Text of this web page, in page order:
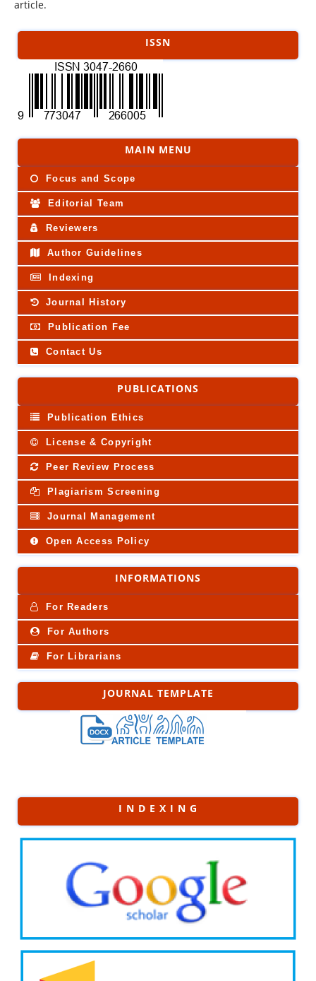
article.
ISSN
MAIN MENU
Focus and Scope
Editorial Team
Reviewers
Author Guidelines
Indexing
Journal History
Publication Fee
Contact Us
PUBLICATIONS
Publication Ethics
License & Copyright
Peer Review Process
Plagiarism Screening
Journal Management
Open Access Policy
INFORMATIONS
For Readers
For Authors
For Librarians
JOURNAL TEMPLATE
I N D E X I N G